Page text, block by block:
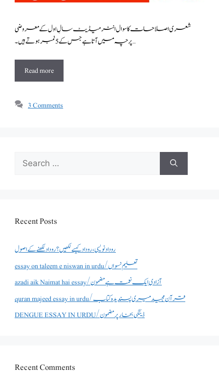
شعری اصلاحات کا سوال انٹرمیڈیٹ سالِ اول کے معروضی
پرچہ میں آتا ہے جس کے 5 نمبر ہوتے ہیں ۔ …
Read more
3 Comments
Search
for:
Recent Posts
روداد نویسی ،روداد کیسے لکھیں؟ روداد لکھنے کے اصول
essay on taleem e niswan in urdu/تعلیم نسواں
azadi aik Naimat hai essay/آزادی ایک نعمت ہے مضمون
quran majeed essay in urdu/قرآن مجید میری پسندیدہ کتاب
DENGUE ESSAY IN URDU/ڈینگی بخار پر مضمون
Recent Comments